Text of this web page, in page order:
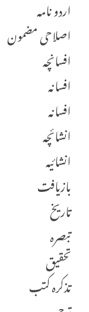
اردو نامہ
اصلاحی مضمون
افسانچہ
افسانہ
افسانہ
انشائچہ
انشائیہ
بازیافت
تاریخ
تبصرہ
تحقیق
تذکرہ کتب